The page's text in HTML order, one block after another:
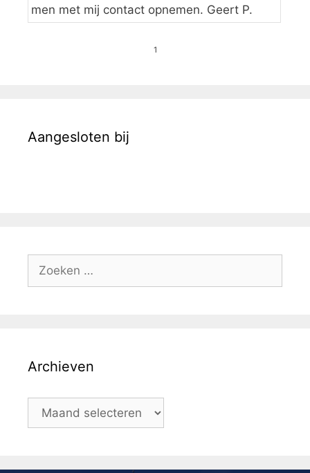
men met mij contact opnemen. Geert P.
1
Aangesloten bij
Archieven